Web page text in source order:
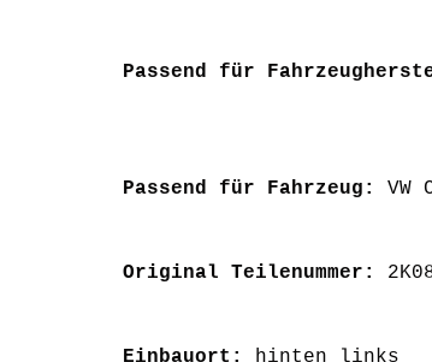
Passend für
Passend für Fahrzeug: VW
Original Teilenummer:
Einbauort: hinten links